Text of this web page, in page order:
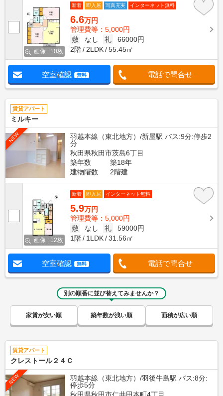
画像 : 10枚
新着 即入居 写真充実 インターネット無料
6.6万円
管理費等：5,000円
敷
なし 礼
66000円
2階
2LDK 55.45㎡
空室確認 無料 電話で問合せ
賃貸アパート
ミルキー
NEW
羽越本線（東北地方）/新屋駅 バス:9分:停歩2
分
秋田県秋田市茨島6丁目
築年数
築18年
建物階数
2階建
画像 : 12枚
新着 即入居 インターネット無料
5.9万円
管理費等：5,000円
敷
なし 礼
59000円
1階
1LDK 31.56㎡
空室確認 無料 電話で問合せ
別の順番に並び替えてみませんか？
家賃が安い順 築年数が浅い順 面積が広い順
賃貸アパート
クレストール２４Ｃ
NEW
羽越本線（東北地方）/羽後牛島駅 バス:8分:
停歩5分